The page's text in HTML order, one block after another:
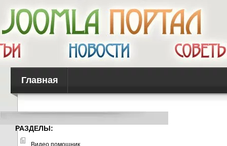
Главная
РАЗДЕЛЫ:
Видео помощник